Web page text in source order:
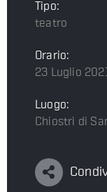
Tipo:
teatro
Orario:
23 Luglio
Luogo:
Chiostri di